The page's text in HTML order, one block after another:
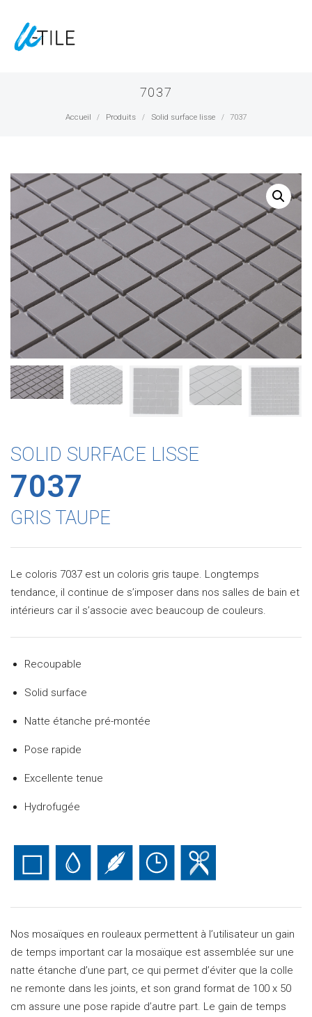
7037
Accueil / Produits / Solid surface lisse / 7037
SOLID SURFACE LISSE
7037
GRIS TAUPE
Le coloris 7037 est un coloris gris taupe. Longtemps
tendance, il continue de s’imposer dans nos salles de bain et
intérieurs car il s’associe avec beaucoup de couleurs.
Recoupable
Solid surface
Natte étanche pré-montée
Pose rapide
Excellente tenue
Hydrofugée
Nos mosaïques en rouleaux permettent à l’utilisateur un gain
de temps important car la mosaïque est assemblée sur une
natte étanche d’une part, ce qui permet d’éviter que la colle
ne remonte dans les joints, et son grand format de 100 x 50
cm assure une pose rapide d’autre part. Le gain de temps